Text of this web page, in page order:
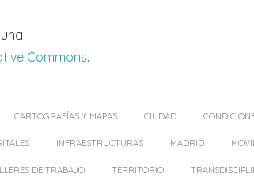
Commons.
CARTOGRAFÍAS Y MAPAS CIUDAD
INFRAESTRUCTURAS MADRID
DE TRABAJO TERRITORIO